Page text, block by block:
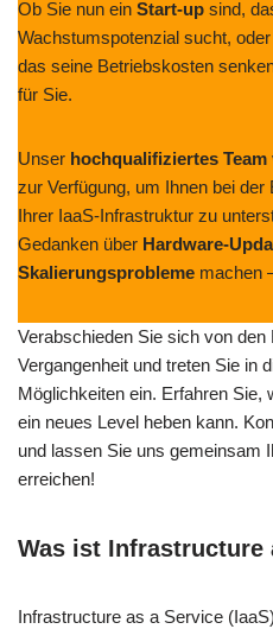
Ob Sie nun ein Start-up sind,
Wachstumspotenzial sucht,
das seine Betriebskosten
für Sie.
Unser hochqualifiziertes Team
zur Verfügung, um Ihnen bei der
Ihrer IaaS-Infrastruktur zu
Gedanken über Hardware-
Skalierungsprobleme machen
Verabschieden Sie sich von
Vergangenheit und treten Sie in
Möglichkeiten ein. Erfahren Sie,
ein neues Level heben kann.
und lassen Sie uns gemeinsam
erreichen!
Was ist Infrastructure
Infrastructure as a Service